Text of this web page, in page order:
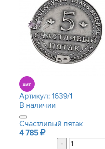
Артикул: 1639/1
В наличии
Счастливый пятак
4 785
-